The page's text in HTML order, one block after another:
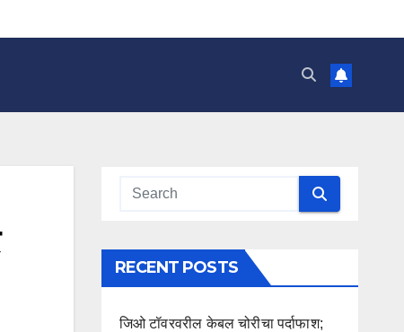
RECENT POSTS
जिओ टॉवरवरील केबल चोरीचा पर्दाफाश;